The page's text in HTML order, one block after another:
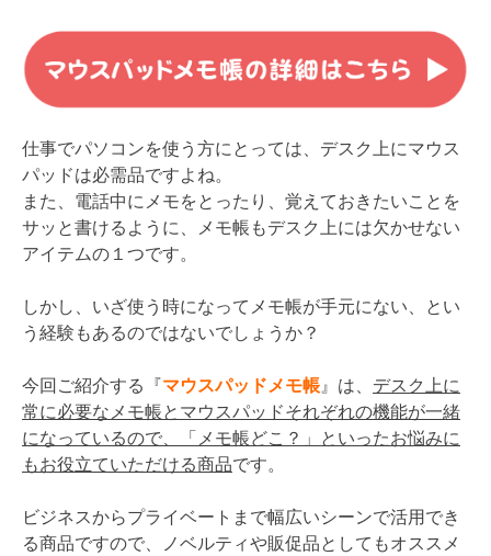
仕事でパソコンを使う方にとっては、デスク上にマウス
パッドは必需品ですよね。
また、電話中にメモをとったり、覚えておきたいことを
サッと書けるように、メモ帳もデスク上には欠かせない
アイテムの１つです。
しかし、いざ使う時になってメモ帳が手元にない、とい
う経験もあるのではないでしょうか？
今回ご紹介する『マウスパッドメモ帳 』は、 デスク上に
常に必要なメモ帳とマウスパッドそれぞれの機能が一緒
になっているので、「メモ帳どこ？」といったお悩みに
もお役立ていただける商品です。
ビジネスからプライベートまで幅広いシーンで活用でき
る商品ですので、ノベルティや販促品としてもオススメ